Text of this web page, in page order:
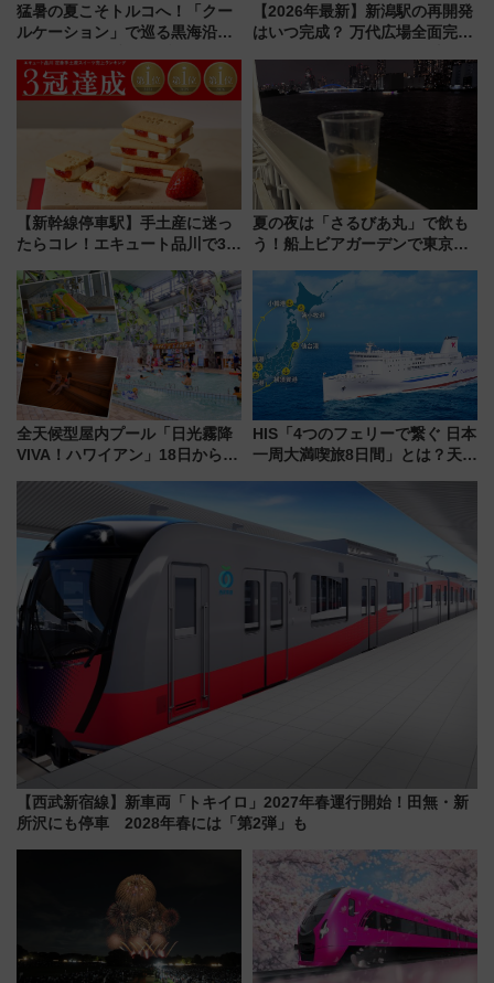
猛暑の夏こそトルコへ！「クー
ルケーション」で巡る黒海沿岸
連検索数が前年比237％増、ナ
ショジオも認める『2026年に訪
れるべき世界の旅先』
【2026年最新】新潟駅の再開発
はいつ完成？ 万代広場全面完成
開発、バスタ新潟構想まで徹底
解説！
【新幹線停車駅】手土産に迷っ
たらコレ！エキュート品川で3年
産スイーツとは？
夏の夜は「さるびあ丸」で飲も
う！船上ビアガーデンで東京湾
杯……工場直送生ビールや島グ
ルメが美味い
全天候型屋内プール「日光霧降
VIVA！ハワイアン」18日から営
ァミリーから大人まで幅広い世
代が一日中楽しる夏のリゾート
を楽しんで
HIS「4つのフェリーで繋ぐ 日本
一周大満喫旅8日間」とは？天橋
の絶景＆限定グルメを網羅！煩
雑な手続きも不要でお手軽に楽
しめるプランが登場
【西武新宿線】新車両「トキイロ」2027年春運行開始！田無・新
所沢にも停車 2028年春には「第2弾」も